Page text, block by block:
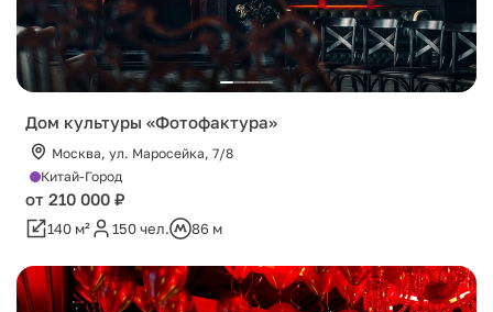
Дом культуры «Фотофактура»
Москва, ул. Маросейка, 7/8
Китай-Город
от 210 000 ₽
140 м² 150 чел. 86 м